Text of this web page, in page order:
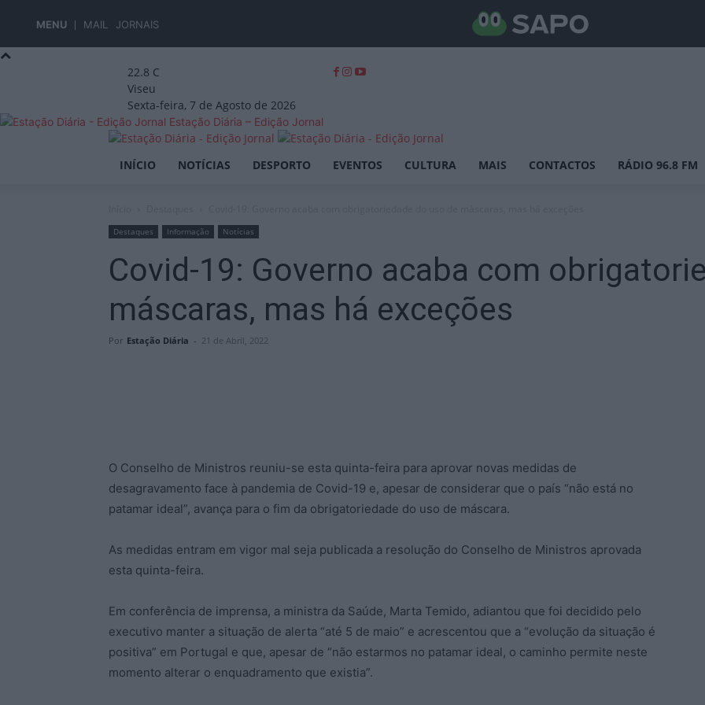
MENU MAIL JORNAIS
22.8 C
Viseu
Sexta-feira, 7 de Agosto de 2026
Estação Diária – Edição Jornal
INÍCIO NOTÍCIAS DESPORTO EVENTOS CULTURA MAIS CONTACTOS RÁDIO 96.8 FM
Destaques Informação Notícias
Covid-19: Governo acaba com
máscaras, mas há exceções
Por Estação Diária - 21 de Abril, 2022
O Conselho de Ministros reuniu-se esta quinta-feira para aprovar novas medidas de
desagravamento face à pandemia de Covid-19 e, apesar de considerar que o país “não está no
patamar ideal”, avança para o fim da obrigatoriedade do uso de máscara.
As medidas entram em vigor mal seja publicada a resolução do Conselho de Ministros aprovada
esta quinta-feira.
Em conferência de imprensa, a ministra da Saúde, Marta Temido, adiantou que foi decidido pelo
executivo manter a situação de alerta “até 5 de maio” e acrescentou que a “evolução da situação é
positiva” em Portugal e que, apesar de “não estarmos no patamar ideal, o caminho permite neste
momento alterar o enquadramento que existia”.